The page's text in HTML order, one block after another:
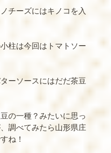
チーズにはキノコを入
柱は今回はトマトソー
ーソースにはだだ茶豆
の一種？みたいに思っ
調べてみたら山形県庄
ね！